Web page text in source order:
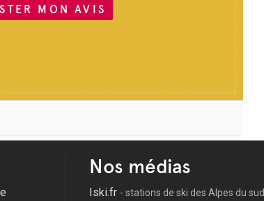
MON AVIS
Nos médias
Iski.fr - stations de ski des Alpes du sud